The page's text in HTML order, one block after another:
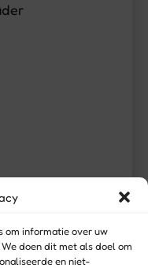
om informatie over uw
doen dit met als doel om
en niet-